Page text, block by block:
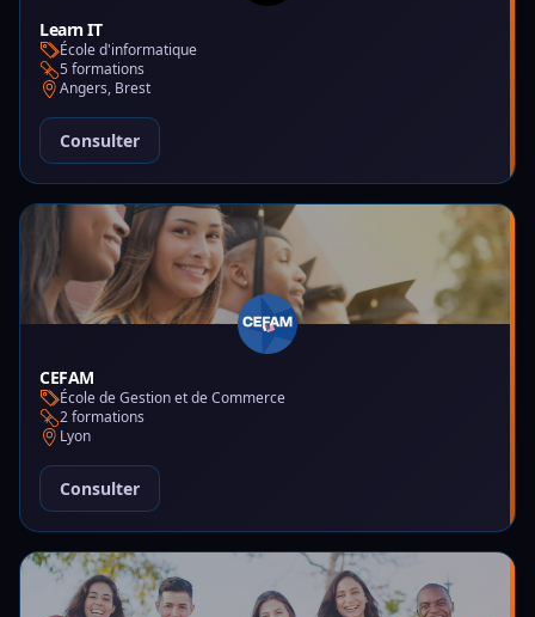
Learn IT
École d'informatique
5 formations
Angers, Brest
Consulter
CEFAM
École de Gestion et de Commerce
2 formations
Lyon
Consulter